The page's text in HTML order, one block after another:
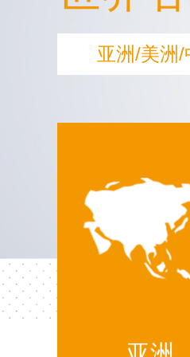
亚洲/美洲/